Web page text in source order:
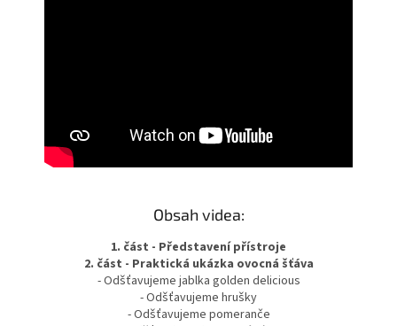
Obsah videa:
1. část - Představení přístroje
2. část - Praktická ukázka ovocná šťáva
- Odšťavujeme jablka golden delicious
- Odšťavujeme hrušky
- Odšťavujeme pomeranče